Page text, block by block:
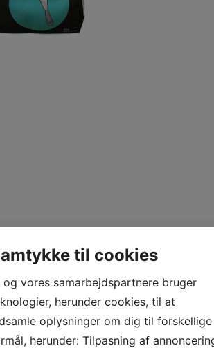
til cookies
og vores samarbejdspartnere bruger
herunder cookies, til at
oplysninger om dig til forskellige
herunder: Tilpasning af